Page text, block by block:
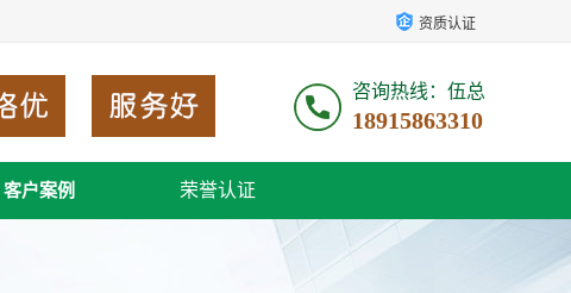
资质认证
咨询热线：伍总
18915863310
客户案例 荣誉认证